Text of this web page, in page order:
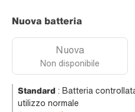
Nuova batteria
Nuova
Non disponibile
Standard : Batteria
utilizzo normale